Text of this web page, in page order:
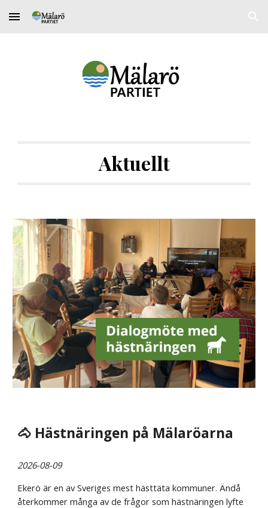
Skip to main content
Aktuellt
🐴 Hästnäringen på Mälaröarna
2026-08-09
Ekerö är en av Sveriges mest hästtäta kommuner. Ändå
återkommer många av de frågor som hästnäringen lyfte